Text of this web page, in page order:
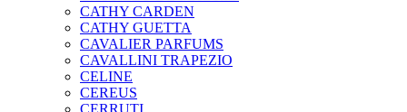
CATHY CARDEN
CATHY GUETTA
CAVALIER PARFUMS
CAVALLINI TRAPEZIO
CELINE
CEREUS
CERRUTI